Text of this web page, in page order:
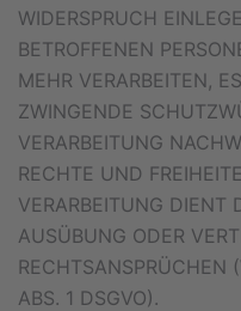
WIDERSPRUCH
BETROFFENEN
MEHR VERARBEITEN,
ZWINGENDE
VERARBEITUNG
RECHTE UND
VERARBEITUNG DIENT
AUSÜBUNG ODER
RECHTSANSPRÜCHEN
ABS. 1 DSGVO).